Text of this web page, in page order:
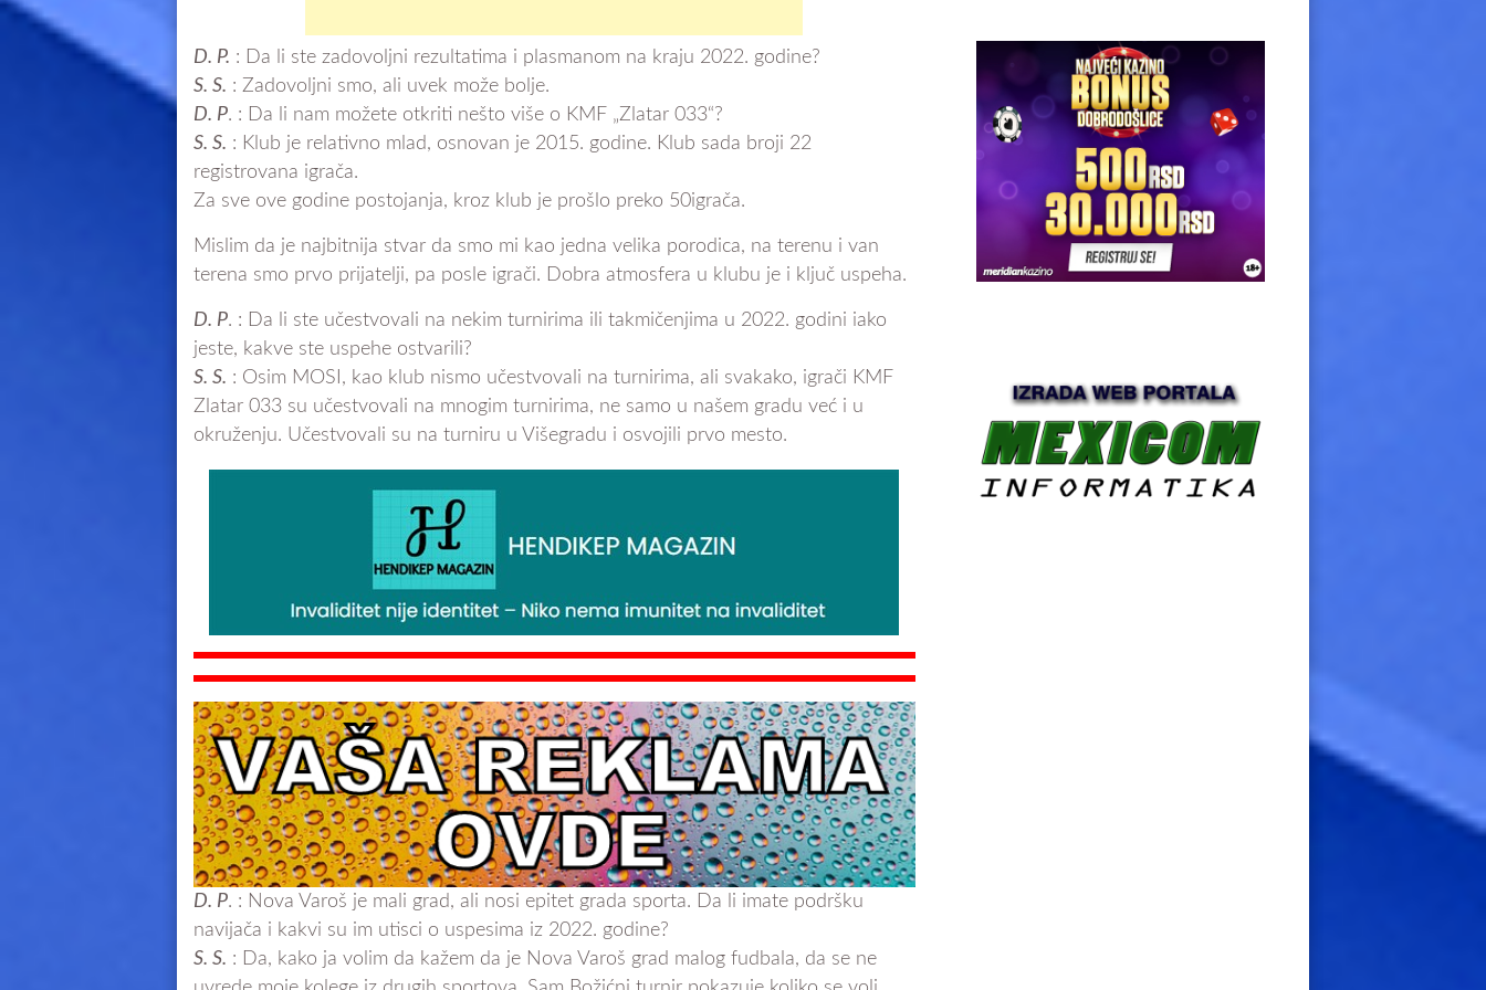
D. P. : Da li ste zadovoljni rezultatima i plasmanom na kraju 2022. godine?
S. S. : Zadovoljni smo, ali uvek može bolje.
D. P. : Da li nam možete otkriti nešto više o KMF „Zlatar 033“?
S. S. : Klub je relativno mlad, osnovan je 2015. godine. Klub sada broji 22
registrovana igrača.
Za sve ove godine postojanja, kroz klub je prošlo preko 50igrača.
Mislim da je najbitnija stvar da smo mi kao jedna velika porodica, na terenu i van
terena smo prvo prijatelji, pa posle igrači. Dobra atmosfera u klubu je i ključ uspeha.
D. P. : Da li ste učestvovali na nekim turnirima ili takmičenjima u 2022. godini iako
jeste, kakve ste uspehe ostvarili?
S. S. : Osim MOSI, kao klub nismo učestvovali na turnirima, ali svakako, igrači KMF
Zlatar 033 su učestvovali na mnogim turnirima, ne samo u našem gradu već i u
okruženju. Učestvovali su na turniru u Višegradu i osvojili prvo mesto.
D. P. : Nova Varoš je mali grad, ali nosi epitet grada sporta. Da li imate podršku
navijača i kakvi su im utisci o uspesima iz 2022. godine?
S. S. : Da, kako ja volim da kažem da je Nova Varoš grad malog fudbala, da se ne